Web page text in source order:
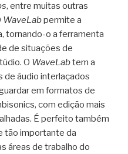
, entre muitas outras
WaveLabpermite a
tornando-o a ferramenta
de situações de
O WaveLabtem a
de áudio interlaçados
em formatos de
com edição mais
É perfeito também
tão importante da
áreas de trabalho do